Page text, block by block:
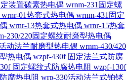
装置碳素热电偶 wrnm-231固定螺
wrnr-01热套式热电偶 wrnm-431固定
wrnr-13热套式热电偶 wrnr-15热套
230/220固定螺纹耐磨型热电偶
动法兰耐磨型热电偶 wrnm-430/420
热电偶 wzpf-430f 固定法兰式防腐
固定螺纹式防腐热电阻 wzpf-130f
腐热电阻 wrp-330活动法兰式铂铑